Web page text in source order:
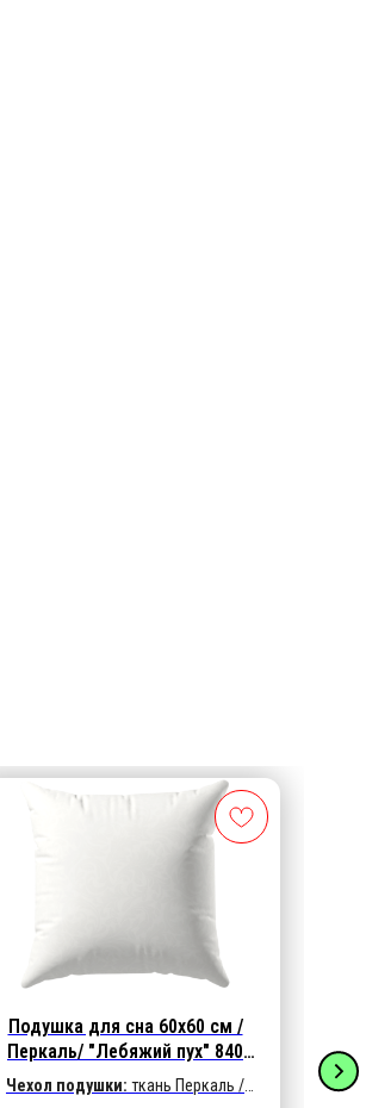
Подушка для сна 60х60 см /
Перкаль/ "Лебяжий пух" 840
Чехол подушки: ткань Перкаль /